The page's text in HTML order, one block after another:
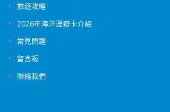
旅遊攻略
2026年海洋漫遊卡介紹
常見問題
留言板
聯絡我們